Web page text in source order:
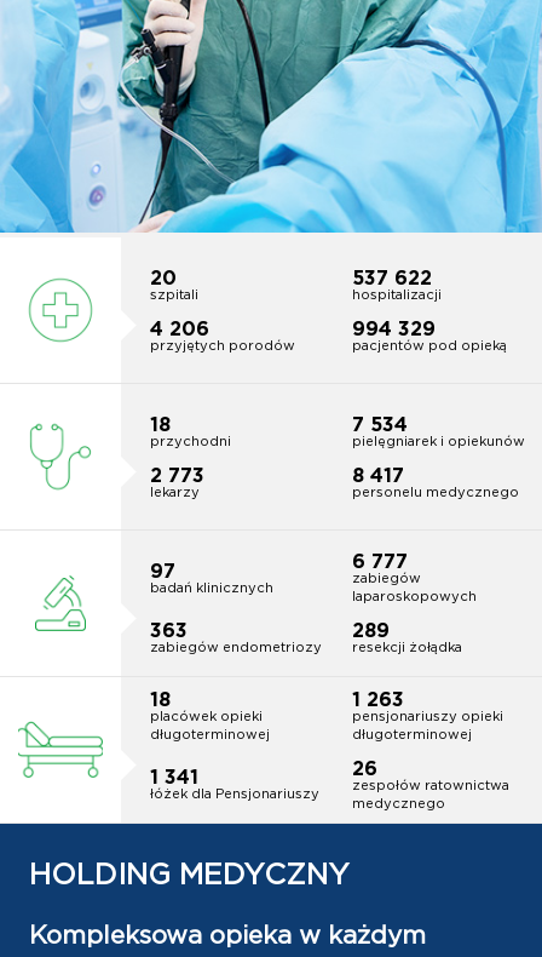
20
szpitali
540 688
hospitalizacji
4 230
przyjętych porodów
1 000 000
pacjentów pod opieką
18
przychodni
7 600
pielęgniarek i opiekunów
2 800
lekarzy
8 500
personelu medycznego
98
badań klinicznych
6 853
zabiegów
laparoskopowych
368
zabiegów endometriozy
293
resekcji żołądka
18
placówek opieki
długoterminowej
1 280
pensjonariuszy opieki
długoterminowej
1 361
łóżek dla Pensjonariuszy
26
zespołów ratownictwa
medycznego
HOLDING MEDYCZNY
Kompleksowa opieka w każdym